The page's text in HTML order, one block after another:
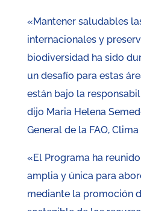
«Mantener saludables
internacionales y
biodiversidad ha sido
un desafío para estas
están bajo la
dijo Maria Helena
General de la FAO,
«El Programa ha
amplia y única para
mediante la promoción